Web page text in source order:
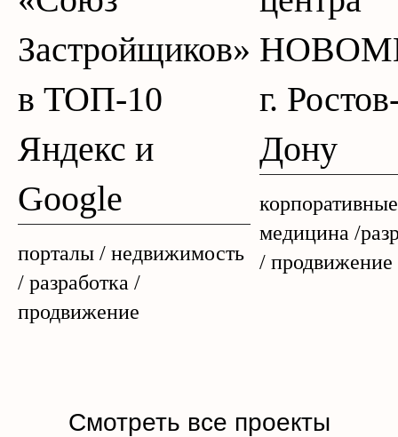
Застройщиков»
в ТОП-10
Яндекс и
Google
порталы / недвижимость
/ разработка /
продвижение
г.
Дону
медицина /
/ продвижение
Смотреть все проекты